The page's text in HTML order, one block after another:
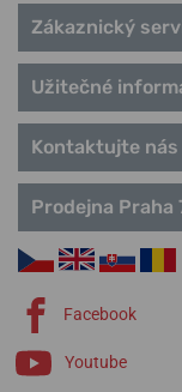
Zákaznický
Užitečné
Kontaktujte nás
Prodejna Praha
Facebook
Youtube